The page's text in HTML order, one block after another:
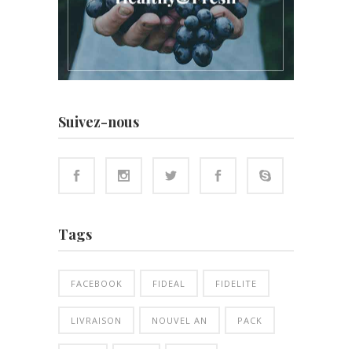
Suivez-nous
Tags
FACEBOOK FIDEAL FIDELITE
LIVRAISON NOUVEL AN PACK